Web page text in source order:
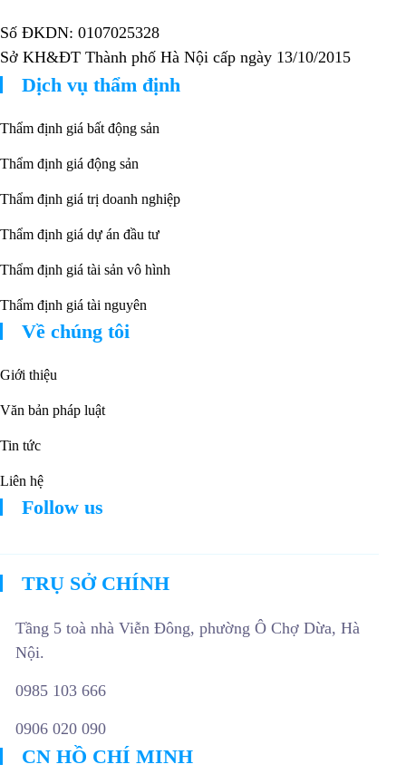
Số ĐKDN: 0107025328
Sở KH&ĐT Thành phố Hà Nội cấp ngày 13/10/2015
Dịch vụ thẩm định
Thẩm định giá bất động sản
Thẩm định giá động sản
Thẩm định giá trị doanh nghiệp
Thẩm định giá dự án đầu tư
Thẩm định giá tài sản vô hình
Thẩm định giá tài nguyên
Về chúng tôi
Giới thiệu
Văn bản pháp luật
Tin tức
Liên hệ
Follow us
TRỤ SỞ CHÍNH
Tầng 5 toà nhà Viễn Đông, phường Ô Chợ Dừa, Hà
Nội.
0985 103 666
0906 020 090
CN HỒ CHÍ MINH